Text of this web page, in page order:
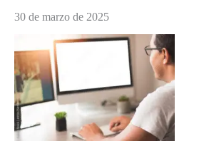
30 de marzo de 2025